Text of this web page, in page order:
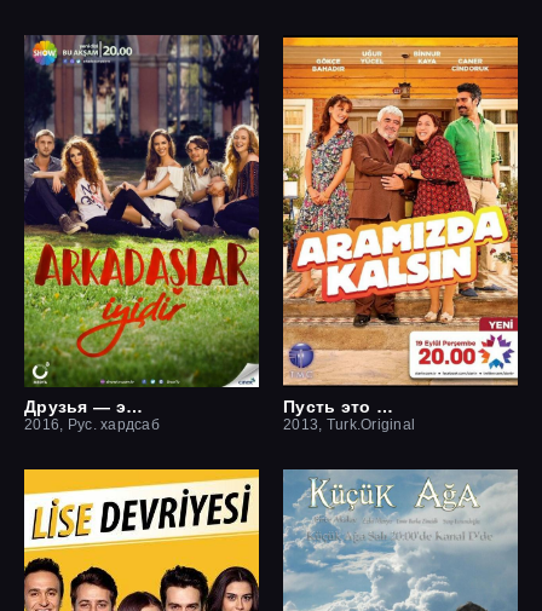
Друзья — это хорошо
2016, Рус. хардсаб
Пусть это останется между нами
2013, Turk.Original